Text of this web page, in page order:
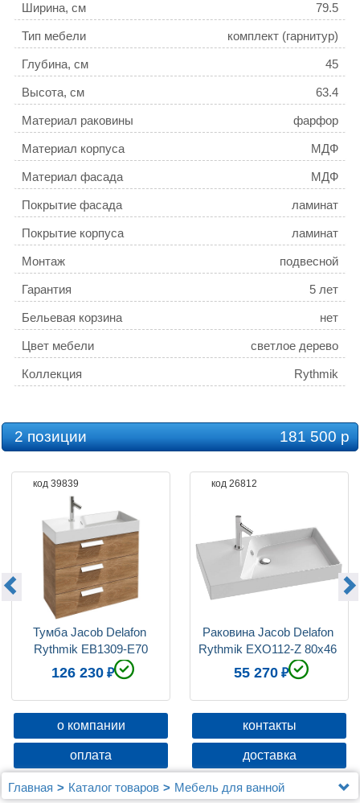
Ширина, см 79.5
Тип мебели комплект (гарнитур)
Глубина, см 45
Высота, см 63.4
Материал раковины фарфор
Материал корпуса МДФ
Материал фасада МДФ
Покрытие фасада ламинат
Покрытие корпуса ламинат
Монтаж подвесной
Гарантия 5 лет
Бельевая корзина нет
Цвет мебели светлое дерево
Коллекция Rythmik
2 позиции 181 500 р
код 39839
Тумба Jacob Delafon
Rythmik EB1309-E70
126 230
код 26812
Раковина Jacob Delafon
Rythmik EXO112-Z 80x46
см
55 270
о компании контакты
оплата доставка
Главная Каталог товаров
Мебель для ванной